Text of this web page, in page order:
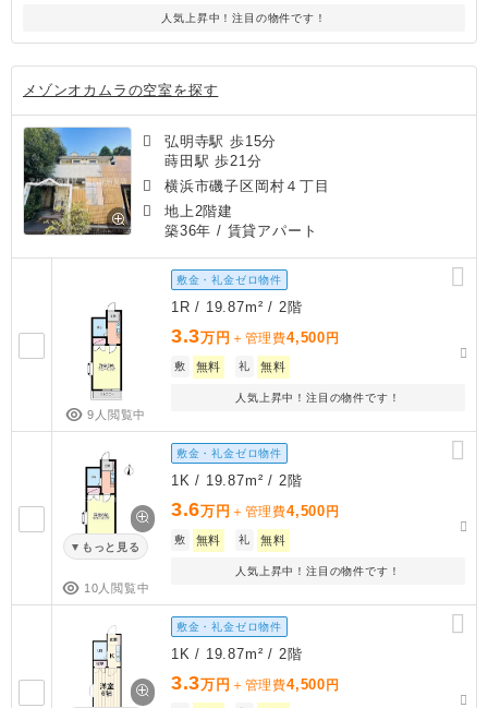
人気上昇中！注目の物件です！
メゾンオカムラの空室を探す
弘明寺駅 歩15分
蒔田駅 歩21分
横浜市磯子区岡村４丁目
地上2階建
築36年 / 賃貸アパート
9人閲覧中
敷金・礼金ゼロ物件
1R / 19.87m² / 2階
3.3万円 ＋管理費4,500 円
敷 無料 礼 無料
人気上昇中！注目の物件です！
もっと見る
10人閲覧中
敷金・礼金ゼロ物件
1K / 19.87m² / 2階
3.6万円 ＋管理費4,500 円
敷 無料 礼 無料
人気上昇中！注目の物件です！
敷金・礼金ゼロ物件
1K / 19.87m² / 2階
3.3万円 ＋管理費4,500 円